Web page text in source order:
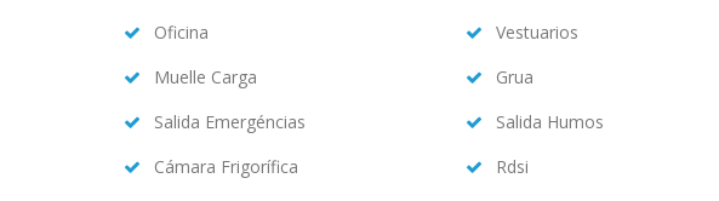
Oficina
Vestuarios
Muelle Carga
Grua
Salida Emergéncias
Salida Humos
Cámara Frigorífica
Rdsi